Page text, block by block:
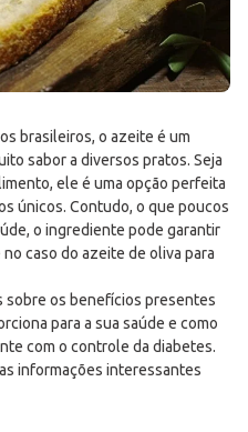
brasileiros, o azeite é um
sabor a diversos pratos. Seja
ele é uma opção perfeita
únicos. Contudo, o que poucos
o ingrediente pode garantir
caso do azeite de oliva para
sobre os benefícios presentes
para a sua saúde e como
com o controle da diabetes.
informações interessantes